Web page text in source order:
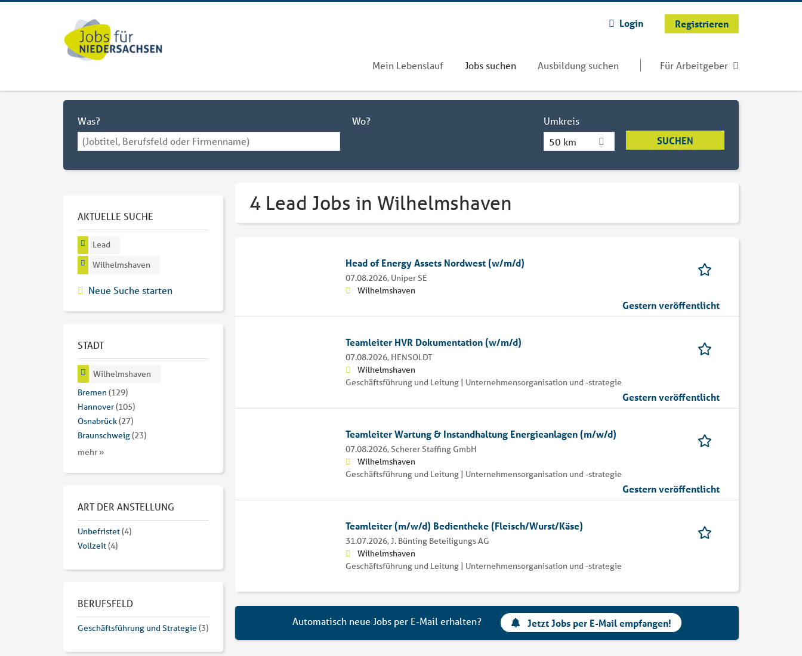
Login Registrieren
Mein Lebenslauf Jobs suchen Ausbildung suchen Für Arbeitgeber
Was? Wo?
Umkreis
50 km
4 Lead Jobs in Wilhelmshaven
Head of Energy Assets Nordwest (w/m/d)
07.08.2026, Uniper SE
Wilhelmshaven
Gestern veröffentlicht
Teamleiter HVR Dokumentation (w/m/d)
07.08.2026, HENSOLDT
Wilhelmshaven
Geschäftsführung und Leitung | Unternehmensorganisation und -strategie
Gestern veröffentlicht
Teamleiter Wartung & Instandhaltung Energieanlagen (m/w/d)
07.08.2026, Scherer Staffing GmbH
Wilhelmshaven
Geschäftsführung und Leitung | Unternehmensorganisation und -strategie
Gestern veröffentlicht
Teamleiter (m/w/d) Bedientheke (Fleisch/Wurst/Käse)
31.07.2026, J. Bünting Beteiligungs AG
Wilhelmshaven
Geschäftsführung und Leitung | Unternehmensorganisation und -strategie
Automatisch neue Jobs per E-Mail erhalten? Jetzt Jobs per E-Mail empfangen!
AKTUELLE SUCHE
Lead
Wilhelmshaven
Neue Suche starten
STADT
Wilhelmshaven
Bremen(129)
Hannover(105)
Osnabrück(27)
Braunschweig(23)
mehr »
ART DER ANSTELLUNG
Unbefristet(4)
Vollzeit(4)
BERUFSFELD
Geschäftsführung und Strategie (3)